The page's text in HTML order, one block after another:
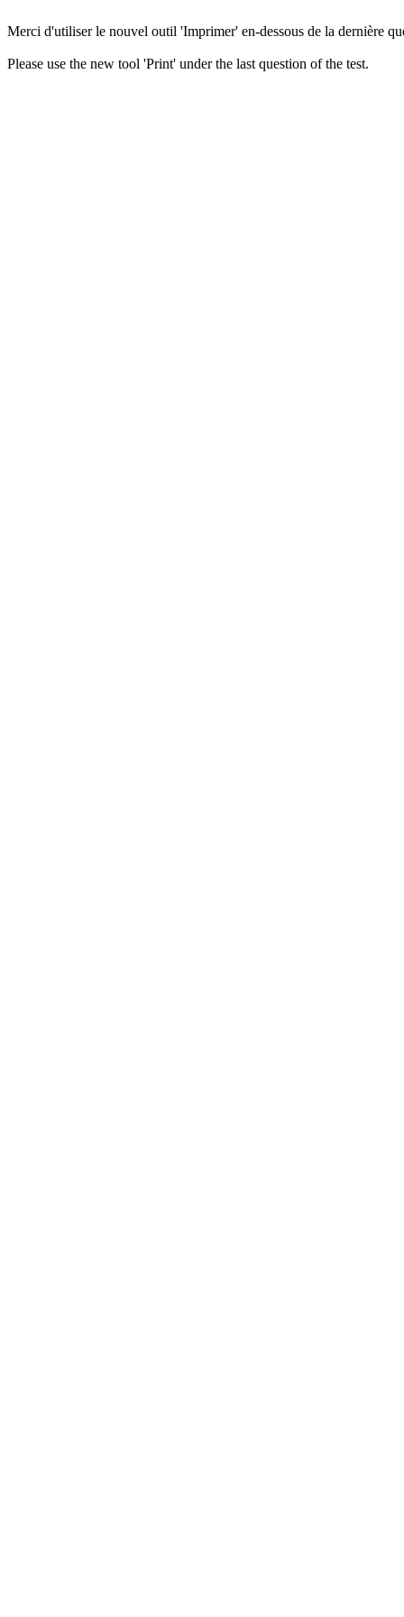
Merci d'utiliser le nouvel outil 'Imprimer' en-dessous de la dernière
Please use the new tool 'Print' under the last question of the test.